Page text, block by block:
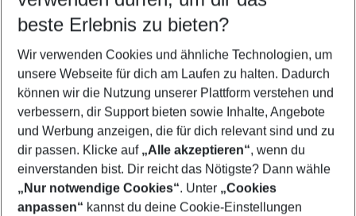
5-8 Nächte
2 Erwachsene Keine Kinder
Mehr Filter anzeigen
Footer
beste Erlebnis zu bieten?
Wir verwenden Cookies und ähnliche Technologien, um
unsere Webseite für dich am Laufen zu halten. Dadurch
können wir die Nutzung unserer Plattform verstehen und
verbessern, dir Support bieten sowie Inhalte, Angebote
und Werbung anzeigen, die für dich relevant sind und zu
dir passen. Klicke auf „Alle akzeptieren“, wenn du
einverstanden bist. Dir reicht das Nötigste? Dann wähle
„Nur notwendige Cookies“. Unter „Cookies
anpassen“ kannst du deine Cookie-Einstellungen